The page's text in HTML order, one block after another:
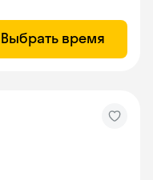
Выбрать время